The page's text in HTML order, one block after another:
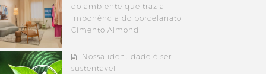
do ambiente que traz a
imponência do porcelanato
Cimento Almond
Nossa identidade é ser
sustentável